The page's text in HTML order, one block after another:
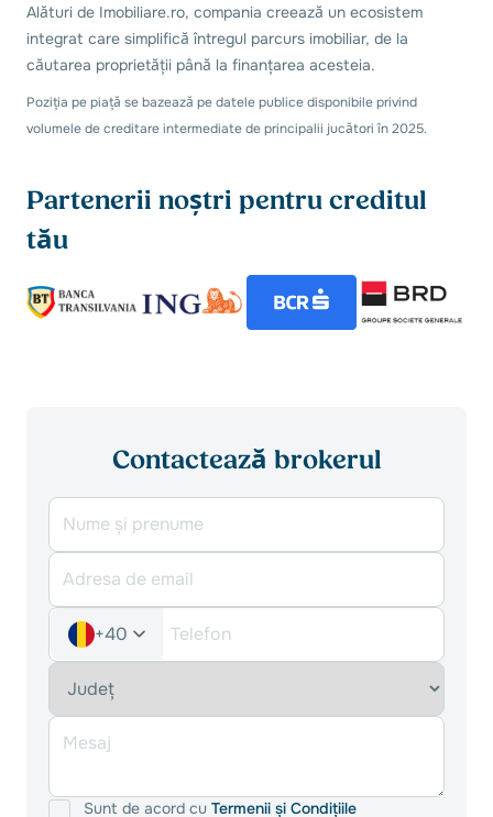
Alături de Imobiliare.ro, compania creează un ecosistem
integrat care simplifică întregul parcurs imobiliar, de la
căutarea proprietății până la finanțarea acesteia.
Poziția pe piață se bazează pe datele publice disponibile privind
volumele de creditare intermediate de principalii jucători în 2025.
Partenerii noștri pentru creditul
tău
Contactează brokerul
+40
Sunt de acord cu Termenii și Condițiile